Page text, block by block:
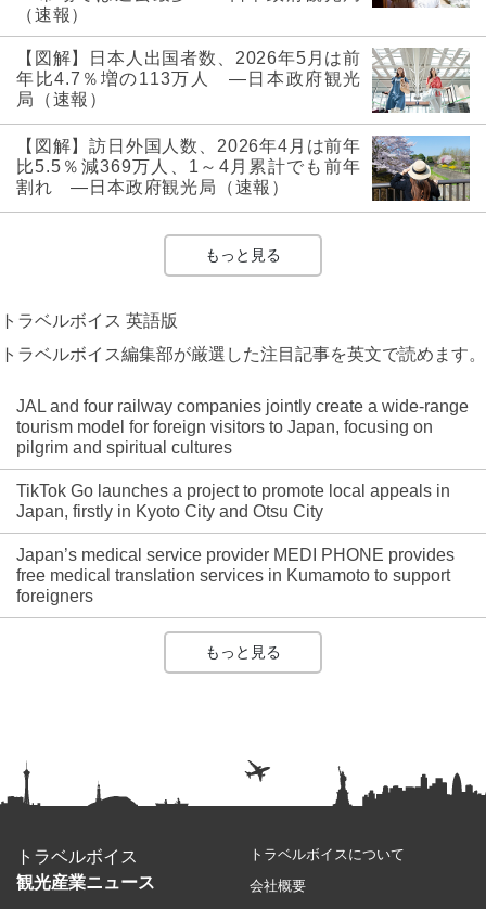
（速報）
【図解】日本人出国者数、2026年5月は前
年比4.7％増の113万人 ―日本政府観光
局（速報）
【図解】訪日外国人数、2026年4月は前年
比5.5％減369万人、1～4月累計でも前年
割れ ―日本政府観光局（速報）
もっと見る
トラベルボイス 英語版
トラベルボイス編集部が厳選した注目記事を英文で読めます。
JAL and four railway companies jointly create a wide-range
tourism model for foreign visitors to Japan, focusing on
pilgrim and spiritual cultures
TikTok Go launches a project to promote local appeals in
Japan, firstly in Kyoto City and Otsu City
Japan’s medical service provider MEDI PHONE provides
free medical translation services in Kumamoto to support
foreigners
もっと見る
トラベルボイス
観光産業ニュース
トラベルボイスについて
会社概要